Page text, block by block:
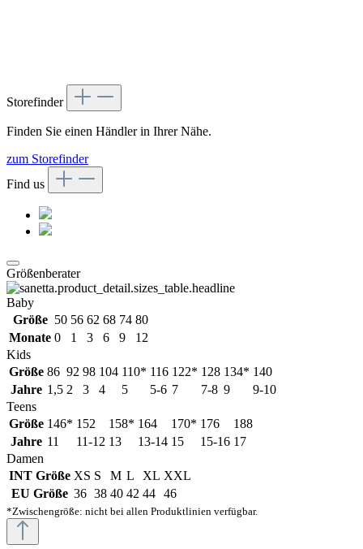
Storefinder
Finden Sie einen Händler in Ihrer Nähe.
zum Storefinder
Find us
Größenberater
Baby
Größe 50 56 62 68 74 80
Monate 0 1 3 6 9
12
Kids
Größe 86 92 98 104 110* 116 122* 128 134* 140
Jahre 1,5 2 3 4 5 5-6 7 7-8 9
9-10
Teens
Größe 146* 152 158* 164 170* 176
188
Jahre 11 11-12 13 13-14 15 15-16 17
Damen
INT Größe XS S M L XL XXL
EU Größe 36 38 40 42 44 46
*Zwischengröße: nicht bei allen Produktlinien verfügbar.